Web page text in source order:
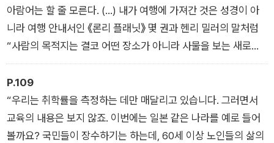
아람어는 할 줄 모른다. (...) 내가 여행에 가져간 것은 성경이 아
니라 여행 안내서인 《론리 플래닛》 몇 권과 헨리 밀러의 말처럼
“사람의 목적지는 결코 어떤 장소가 아니라 사물을 보는 새로운
시각”이라는 확신뿐이었다. (프롤로그)
P.109
“우리는 취학률을 측정하는 데만 매달리고 있습니다. 그러면서
교육의 내용은 보지 않죠. 이번에는 일본 같은 나라를 예로 들어
볼까요? 국민들이 장수하기는 하는데, 60세 이상 노인들의 삶의